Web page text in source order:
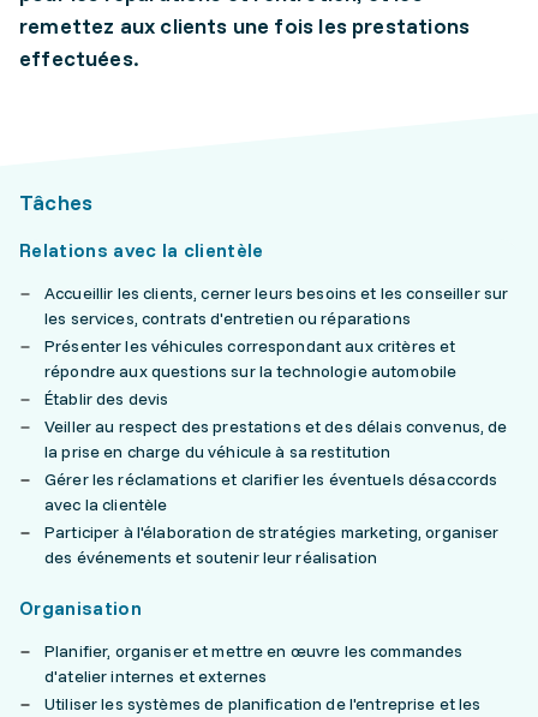
remettez aux clients une fois les prestations
effectuées.
Tâches
Relations avec la clientèle
Accueillir les clients, cerner leurs besoins et les conseiller sur
les services, contrats d'entretien ou réparations
Présenter les véhicules correspondant aux critères et
répondre aux questions sur la technologie automobile
Établir des devis
Veiller au respect des prestations et des délais convenus, de
la prise en charge du véhicule à sa restitution
Gérer les réclamations et clarifier les éventuels désaccords
avec la clientèle
Participer à l'élaboration de stratégies marketing, organiser
des événements et soutenir leur réalisation
Organisation
Planifier, organiser et mettre en œuvre les commandes
d'atelier internes et externes
Utiliser les systèmes de planification de l'entreprise et les